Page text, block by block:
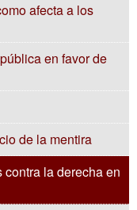
afecta a los
en favor de
de la mentira
la derecha en